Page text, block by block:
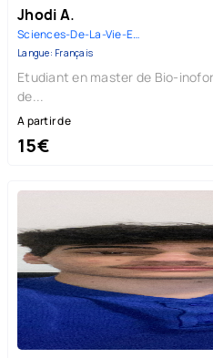
Jhodi A.
Sciences-De-La-Vie-Et-De-La-Te...
Langue: Français
Etudiant en master de Bio-
de...
A partir de
15€